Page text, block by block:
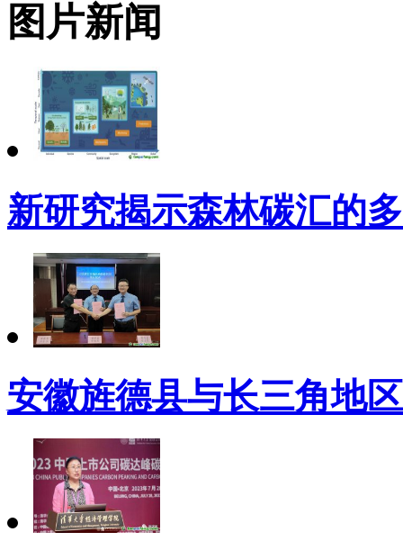
图片新闻
新研究揭示森林碳汇的
安徽旌德县与长三角地